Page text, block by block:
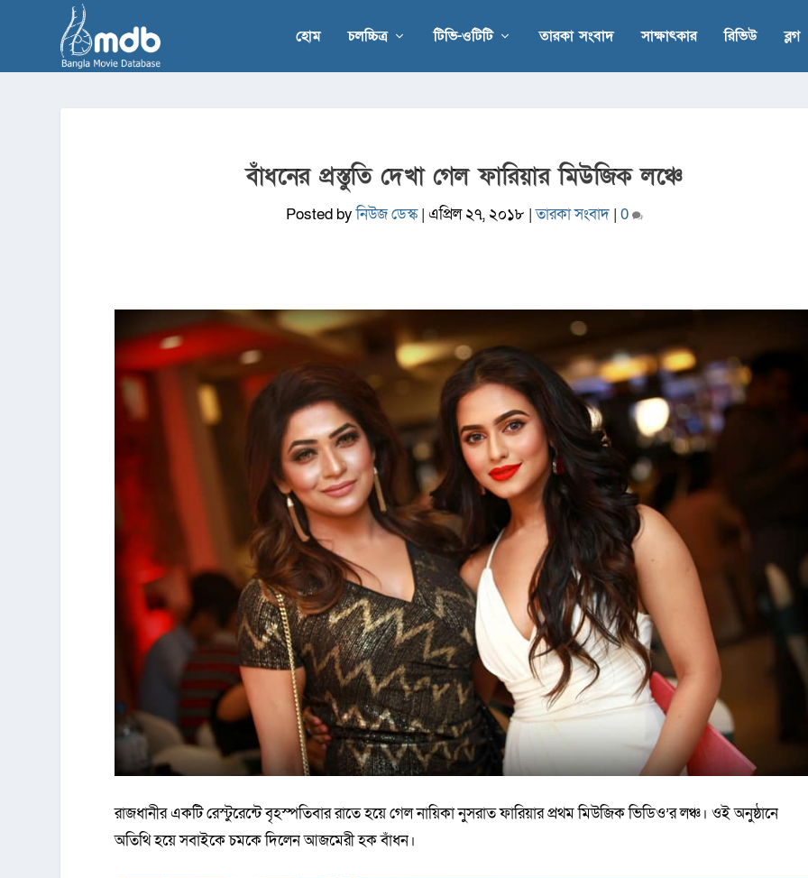
হোম চলচ্চিত্র টিভি-ওটিটি তারকা সংবাদ সাক্ষাৎকার রিভিউ ব্লগ
বাঁধনের প্রস্তুতি দেখা গেল ফারিয়ার মিউজিক লঞ্চে
Posted byনিউজ ডেস্ক| এপ্রিল ২৭, ২০১৮ |তারকা সংবাদ| 0
রাজধানীর একটি রেস্টুরেন্টে বৃহস্পতিবার রাতে হয়ে গেল নায়িকা নুসরাত ফারিয়ার প্রথম মিউজিক ভিডিও’র লঞ্চ। ওই অনুষ্ঠানে
অতিথি হয়ে সবাইকে চমকে দিলেন আজমেরী হক বাঁধন।